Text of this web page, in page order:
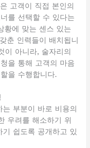
고객이 직접 본인의
를 선택할 수 있다는
황에 맞는 센스 있는
춘 인력들이 배치됩니
이 아니라, 술자리의
을 통해 고객의 마음
을 수행합니다.
부분이 바로 비용의
우려를 해소하기 위
쉽도록 공개하고 있